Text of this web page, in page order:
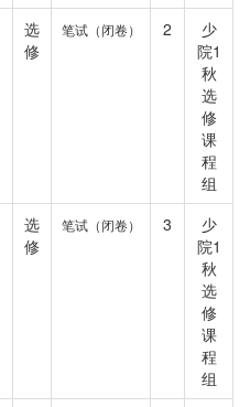
选
修
笔试（闭卷） 2
少
院1
秋
选
修
课
程
组
选
修
笔试（闭卷） 3
少
院1
秋
选
修
课
程
组